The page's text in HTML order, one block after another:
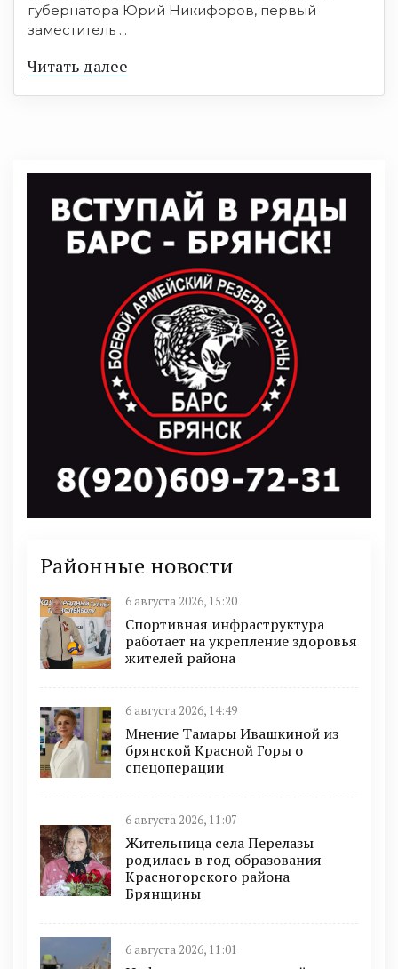
губернатора Юрий Никифоров, первый
заместитель ...
Читать далее
Районные новости
6 августа 2026, 15:20
Спортивная инфраструктура
работает на укрепление здоровья
жителей района
6 августа 2026, 14:49
Мнение Тамары Ивашкиной из
брянской Красной Горы о
спецоперации
6 августа 2026, 11:07
Жительница села Перелазы
родилась в год образования
Красногорского района
Брянщины
6 августа 2026, 11:01